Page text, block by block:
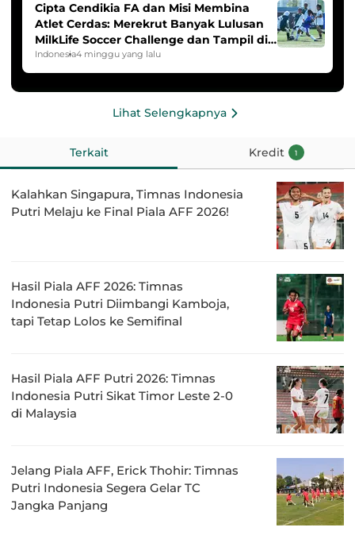
Cipta Cendikia FA dan Misi Membina
Atlet Cerdas: Merekrut Banyak Lulusan
MilkLife Soccer Challenge dan Tampil di
HYDROPLUS Soccer League
Indonesia4 minggu yang lalu
Lihat Selengkapnya
Terkait Kredit 1
Kalahkan Singapura, Timnas Indonesia
Putri Melaju ke Final Piala AFF 2026!
Hasil Piala AFF 2026: Timnas
Indonesia Putri Diimbangi Kamboja,
tapi Tetap Lolos ke Semifinal
Hasil Piala AFF Putri 2026: Timnas
Indonesia Putri Sikat Timor Leste 2-0
di Malaysia
Jelang Piala AFF, Erick Thohir: Timnas
Putri Indonesia Segera Gelar TC
Jangka Panjang